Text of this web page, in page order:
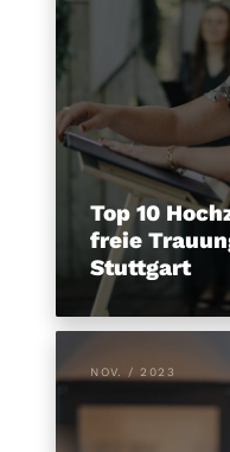
Top 10
freie
Stuttgart
NOV. / 2023